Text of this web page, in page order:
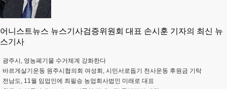
어니스트뉴스 뉴스기사검증위원회 대표 손시훈 기자의 최신 뉴
스기사
광주시, 영농폐기물 수거체계 강화한다
바르게살기운동 원주시협의회 여성회, 시민서로돕기 천사운동 후원금 기탁
전남도, 11월 임업인에 최필승 농업회사법인 미래로 대표